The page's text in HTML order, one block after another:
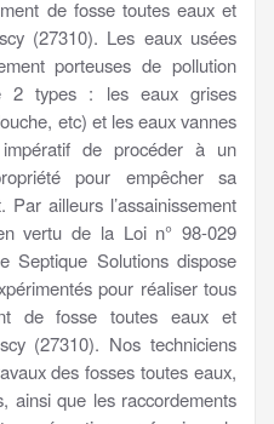
de fosse toutes eaux et
(27310). Les eaux usées
porteuses de pollution
2 types : les eaux grises
etc) et les eaux vannes
de procéder à un
pour empêcher sa
Par ailleurs l’assainissement
vertu de la Loi n° 98-029
Septique Solutions dispose
pour réaliser tous
de fosse toutes eaux et
(27310). Nos techniciens
des fosses toutes eaux,
ainsi que les raccordements